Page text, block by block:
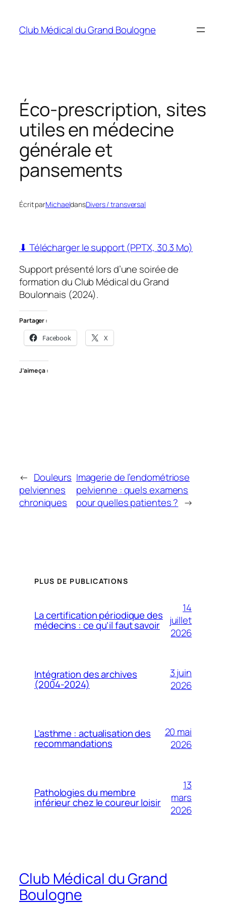
contenu
Club Médical du Grand Boulogne
Éco-prescription, sites
utiles en médecine
générale et
pansements
Écrit parMichaeldansDivers / transversal
⬇ Télécharger le support (PPTX, 30.3 Mo)
Support présenté lors d’une soirée de
formation du Club Médical du Grand
Boulonnais (2024).
Partager :
Facebook X
J’aime ça :
← Douleurs
pelviennes
chroniques
Imagerie de l’endométriose
pelvienne : quels examens
pour quelles patientes ? →
PLUS DE PUBLICATIONS
La certification périodique des
médecins : ce qu’il faut savoir
14
juillet
2026
Intégration des archives
(2004-2024)
3 juin
2026
L’asthme : actualisation des
recommandations
20 mai
2026
Pathologies du membre
inférieur chez le coureur loisir
13
mars
2026
Club Médical du Grand
Boulogne